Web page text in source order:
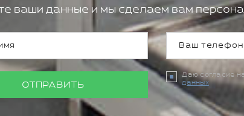
ваши данные и мы сделаем вам
ОТПРАВИТЬ
Даю согласие
данных